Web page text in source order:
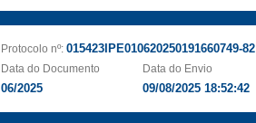
Protocolo nº: 015423IPE010620250191660749-82
Data do Documento
06/2025
Data do Envio
09/08/2025 18:52:42